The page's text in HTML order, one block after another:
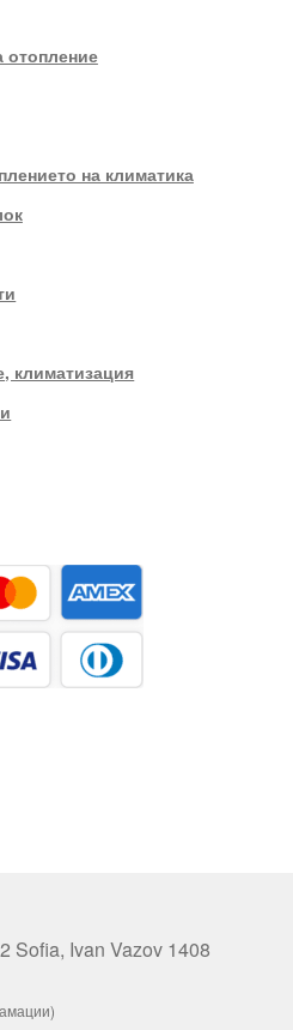
отопление
на климатика
климатизация
Sofia, Ivan Vazov 1408